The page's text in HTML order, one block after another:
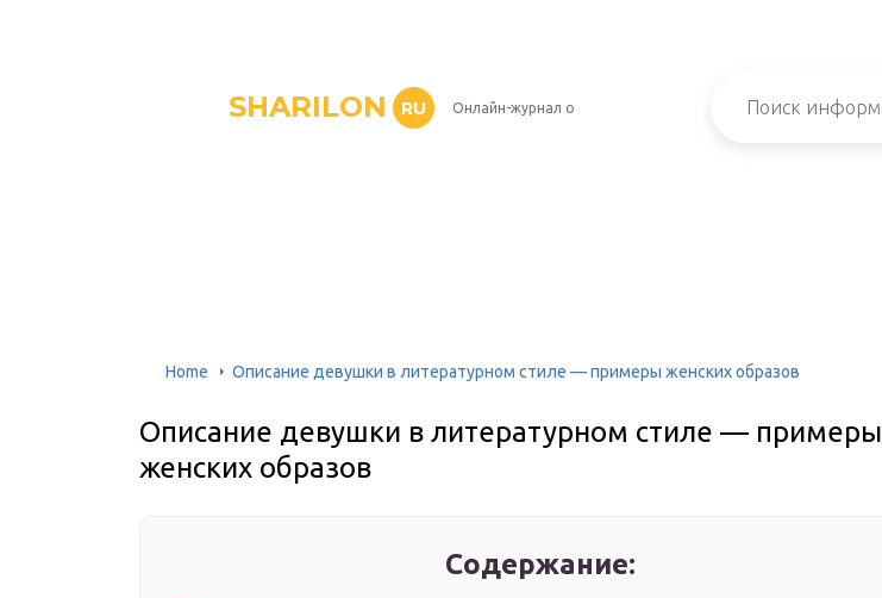
SHARILON RU Онлайн-журнал о
Home Описание девушки в литературном стиле — примеры женских образов
Описание девушки в литературном стиле — примеры
женских образов
Содержание: